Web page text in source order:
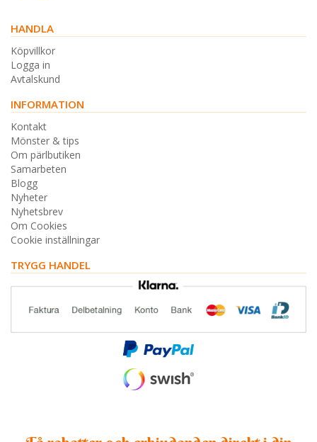
HANDLA
Köpvillkor
Logga in
Avtalskund
INFORMATION
Kontakt
Mönster & tips
Om pärlbutiken
Samarbeten
Blogg
Nyheter
Nyhetsbrev
Om Cookies
Cookie inställningar
TRYGG HANDEL